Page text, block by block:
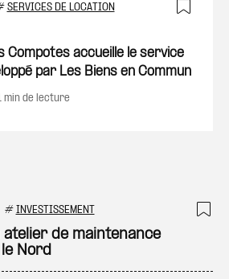
SERVICES DE LOCATION
Compotes accueille le service
par Les Biens en Commun
min de lecture
# INVESTISSEMENT
atelier de maintenance
Nord